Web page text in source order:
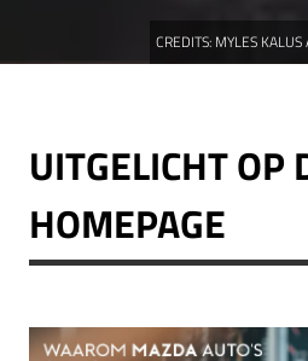
CREDITS: MYLES
UITGELICHT OP
HOMEPAGE